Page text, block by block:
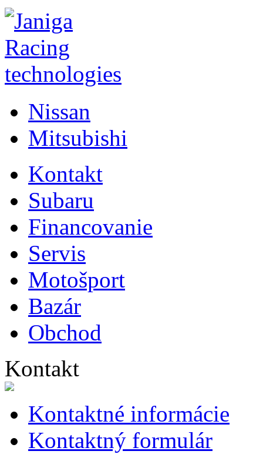
Nissan
Mitsubishi
Kontakt
Subaru
Financovanie
Servis
Motošport
Bazár
Obchod
Kontakt
Kontaktné informácie
Kontaktný formulár